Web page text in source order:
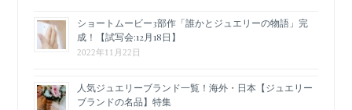
ショートムービー3部作「誰かとジュエリーの物語」完
成！【試写会:12月18日】
2022年11月22日
人気ジュエリーブランド一覧！海外・日本【ジュエリー
ブランドの名品】特集